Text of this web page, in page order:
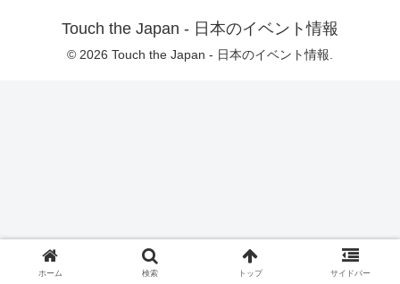
Touch the Japan - 日本のイベント情報
© 2026 Touch the Japan - 日本のイベント情報.
ホーム 検索 トップ サイドバー